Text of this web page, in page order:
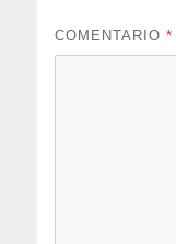
COMENTARIO*